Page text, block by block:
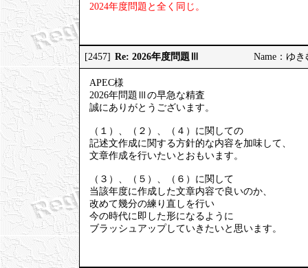
2024年度問題と全く同じ。
[2457] Re: 2026年度問題Ⅲ Name：ゆ
APEC様
2026年問題Ⅲの早急な精査
誠にありがとうございます。
（１）、（２）、（４）に関しての
記述文作成に関する方針的な内容を加味して、
文章作成を行いたいとおもいます。
（３）、（５）、（６）に関して
当該年度に作成した文章内容で良いのか、
改めて幾分の練り直しを行い
今の時代に即した形になるように
ブラッシュアップしていきたいと思います。